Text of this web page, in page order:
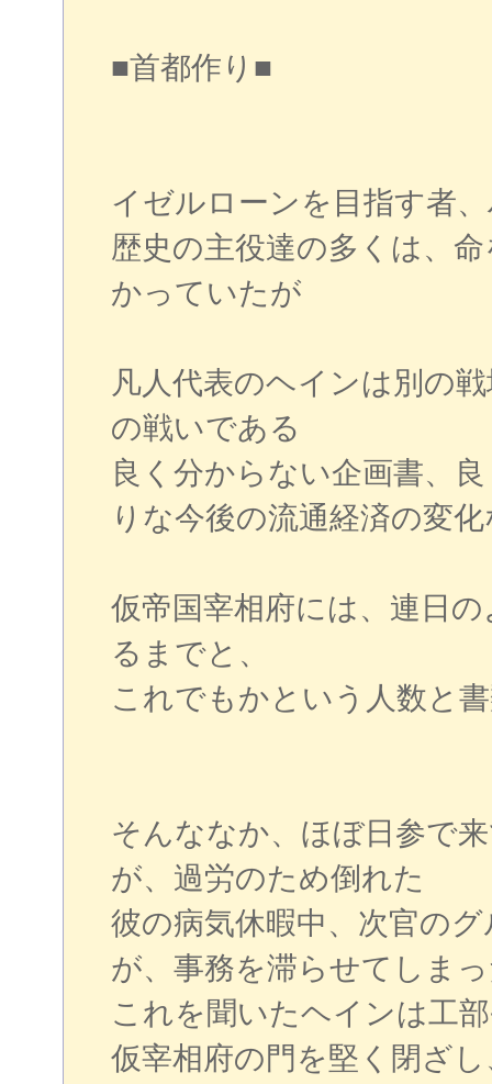
■首都作り■
イゼルローンを目指す者
歴史の主役達の多くは、
かっていたが
凡人代表のヘインは別の
の戦いである
良く分からない企画書、
りな今後の流通経済の変
仮帝国宰相府には、連日
るまでと、
これでもかという人数と
そんななか、ほぼ日参で
が、過労のため倒れた
彼の病気休暇中、次官の
が、事務を滞らせてしま
これを聞いたヘインは工
仮宰相府の門を堅く閉ざ